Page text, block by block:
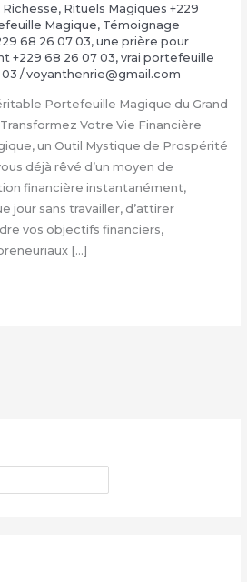
Richesse, Rituels Magiques +229
Magique, Témoignage
68 26 07 03, une prière pour
+229 68 26 07 03, vrai portefeuille
/voyanthenrie@gmail.com
Portefeuille Magique du Grand
Votre Vie Financière
un Outil Mystique de Prospérité
déjà rêvé d’un moyen de
financière instantanément,
jour sans travailler, d’attirer
vos objectifs financiers,
[…]